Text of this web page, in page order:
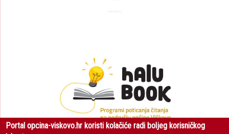
Portal opcina-viskovo.hr koristi kolačiće radi boljeg korisničkog